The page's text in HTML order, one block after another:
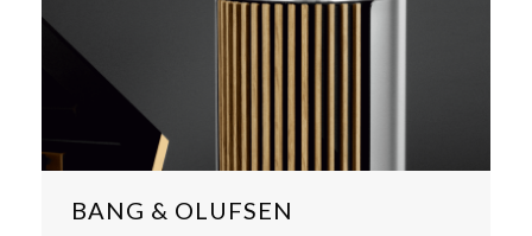
BANG & OLUFSEN